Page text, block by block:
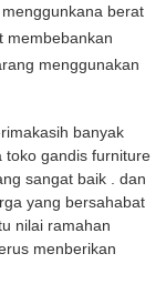
berat
membebankan
menggunakan
banyak
toko gandis furniture
sangat baik . dan
yang bersahabat
nilai ramahan
menberikan